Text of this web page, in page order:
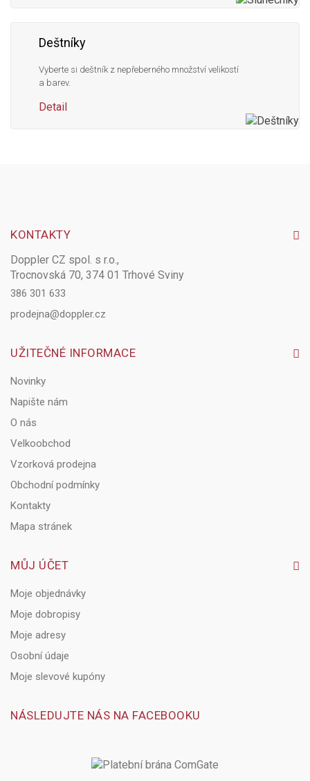
Deštníky
Vyberte si deštník z nepřeberného množství velikostí
a barev.
Detail
KONTAKTY
Doppler CZ spol. s r.o.,
Trocnovská 70, 374 01 Trhové Sviny
386 301 633
prodejna@doppler.cz
UŽITEČNÉ INFORMACE
Novinky
Napište nám
O nás
Velkoobchod
Vzorková prodejna
Obchodní podmínky
Kontakty
Mapa stránek
MŮJ ÚČET
Moje objednávky
Moje dobropisy
Moje adresy
Osobní údaje
Moje slevové kupóny
NÁSLEDUJTE NÁS NA FACEBOOKU